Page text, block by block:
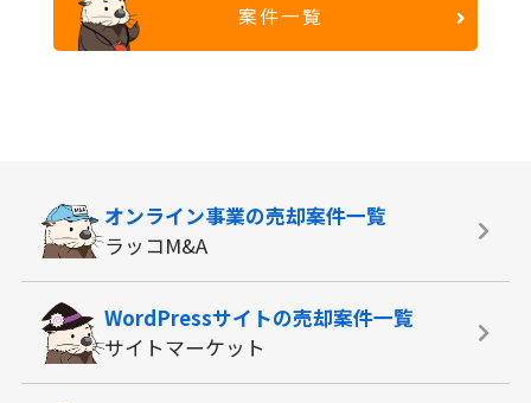
案件一覧
オンライン事業の売却案件一覧
ラッコM&A
WordPressサイトの売却案件一覧
サイトマーケット